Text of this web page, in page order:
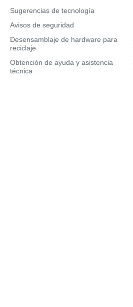
Sugerencias de tecnología
Avisos de seguridad
Desensamblaje de hardware para
reciclaje
Obtención de ayuda y asistencia
técnica